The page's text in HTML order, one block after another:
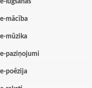
e-lūgšanas
e-mācība
e-mūzika
e-paziņojumi
e-poēzija